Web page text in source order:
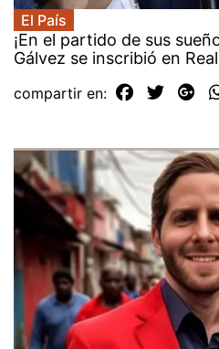
El País
¡En el partido de sus
Gálvez se inscribió en
compartir en: